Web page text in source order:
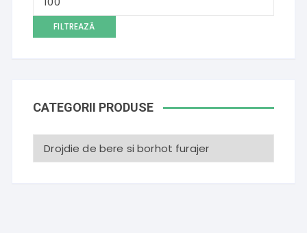
maxim
FILTREAZĂ
CATEGORII PRODUSE